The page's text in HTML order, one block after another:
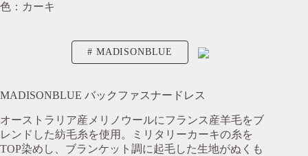
色：カーキ
MADISONBLUE
MADISONBLUE バックファスナードレス
オーストラリア産メリノウールにフランス産羊毛をブ
レンドした紡毛糸を使用。ミリタリーカーキの糸を
TOP染めし、ブランケット調に起毛した生地がぬくも